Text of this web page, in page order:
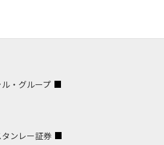
・グループ
ンレー証券